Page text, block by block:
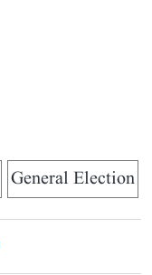
General Election